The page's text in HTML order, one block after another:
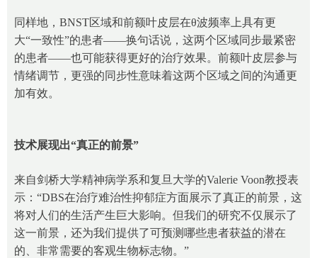
同样地，BNST区域和前额叶皮层在θ波频率上具有更
大“一致性”的患者——换句话说，这两个区域同步最紧密
的患者——也可能获得更好的治疗效果。前额叶皮层参与
情绪调节，更强的同步性意味着这两个区域之间的沟通更
加有效。
技术展现出“真正的前景”
来自剑桥大学精神病学系和复旦大学的Valerie Voon教授表
示：“DBS在治疗难治性抑郁症方面展示了真正的前景，这
将对人们的生活产生巨大影响。但我们的研究不仅展示了
这一前景，还为我们提供了可预测哪些患者获益的潜在
的、非常需要的客观生物标志物。”